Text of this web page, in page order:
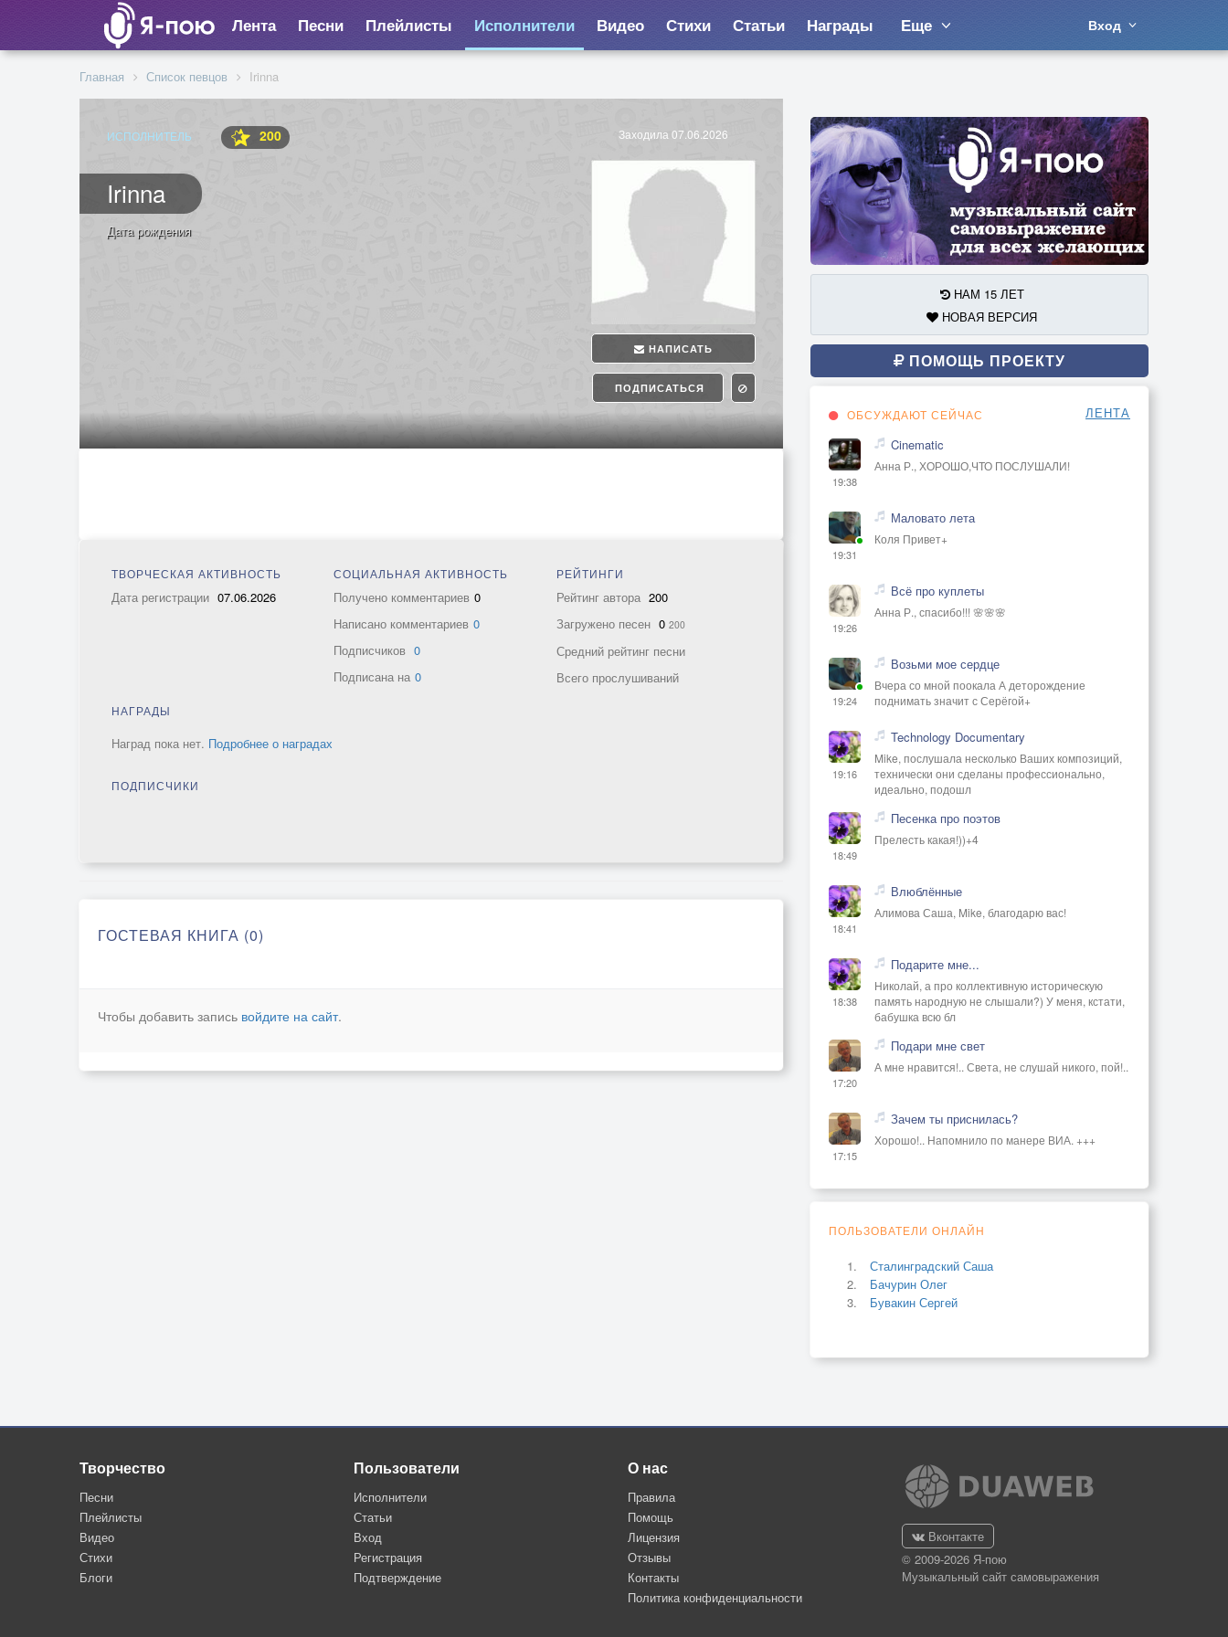
Лента Песни Плейлисты Исполнители Видео Стихи Статьи Награды Еще Вход
Главная Список певцов Irinna
ИСПОЛНИТЕЛЬ 200
Irinna
Заходила 07.06.2026
НАПИСАТЬ
ПОДПИСАТЬСЯ
Дата рождения
ТВОРЧЕСКАЯ АКТИВНОСТЬ
Дата регистрации 07.06.2026
СОЦИАЛЬНАЯ АКТИВНОСТЬ
Получено комментариев 0
Написано комментариев 0
Подписчиков 0
Подписана на 0
РЕЙТИНГИ
Рейтинг автора 200
Загружено песен 0 200
Средний рейтинг песни
Всего прослушиваний
НАГРАДЫ
Наград пока нет. Подробнее о наградах
ПОДПИСЧИКИ
ГОСТЕВАЯ КНИГА (0)
Чтобы добавить запись войдите на сайт.
НАМ 15 ЛЕТ
НОВАЯ ВЕРСИЯ
ПОМОЩЬ ПРОЕКТУ
ОБСУЖДАЮТ СЕЙЧАС ЛЕНТА
19:38
Cinematic
Анна Р., ХОРОШО,ЧТО ПОСЛУШАЛИ!
19:31
Маловато лета
Коля Привет+
19:26
Всё про куплеты
Анна Р., спасибо!!! 🌸🌸🌸
19:24
Возьми мое сердце
Вчера со мной поокала А деторождение
поднимать значит с Серёгой+
19:16
Technology Documentary
Mike, послушала несколько Ваших композиций,
технически они сделаны профессионально,
идеально, подошл
18:49
Песенка про поэтов
Прелесть какая!))+4
18:41
Влюблённые
Алимова Саша, Mike, благодарю вас!
18:38
Подарите мне...
Николай, а про коллективную историческую
память народную не слышали?) У меня, кстати,
бабушка всю бл
17:20
Подари мне свет
А мне нравится!.. Света, не слушай никого, пой!..
17:15
Зачем ты приснилась?
Хорошо!.. Напомнило по манере ВИА. +++
ПОЛЬЗОВАТЕЛИ ОНЛАЙН
Сталинградский Саша
Бачурин Олег
Бувакин Сергей
Творчество
Песни
Плейлисты
Видео
Стихи
Блоги
Пользователи
Исполнители
Статьи
Вход
Регистрация
Подтверждение
О нас
Правила
Помощь
Лицензия
Отзывы
Контакты
Политика конфиденциальности
Вконтакте
© 2009-2026 Я-пою
Музыкальный сайт самовыражения